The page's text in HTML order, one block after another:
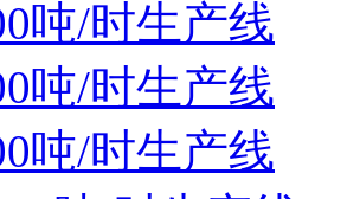
吨/时生产线
吨/时生产线
吨/时生产线